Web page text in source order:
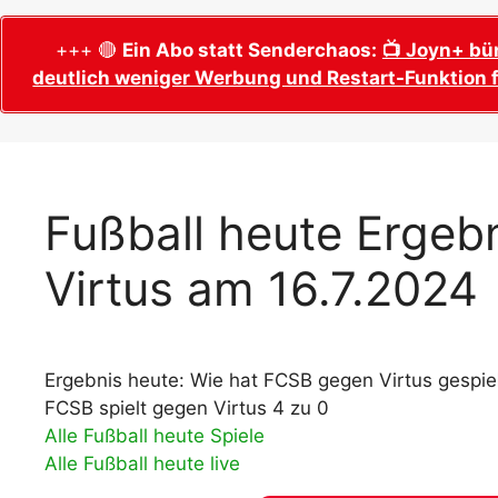
Wer wird Fußball-Weltmeister 2026?
Alle WM 2026 Trainer
Adidas Trionda: offizielle WM 2026
Spielball
WM 2026 Qualifikation in Europa: Tabelle
& Spielplan
WM 2026
Termine,
WM 2026
WM 2026
Spielort
+++ 🔴 Ein Abo statt Senderchaos: 📺 Joyn+
deutlich weniger Werbung und Restart-
Fußball heute
Virtus am 16.7.2024
Ergebnis heute: Wie hat FCSB gegen Virtus
FCSB spielt gegen Virtus 4 zu 0
Alle Fußball heute Spiele
Alle Fußball heute live